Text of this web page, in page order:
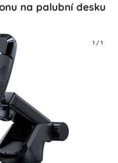
na palubní desku
1 / 1